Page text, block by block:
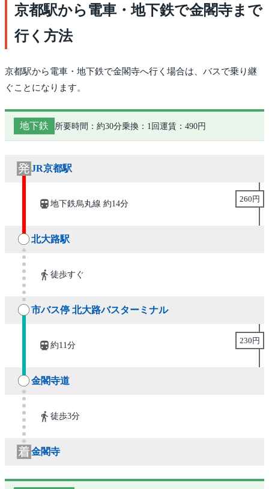
京都駅から電車・地下鉄で金閣寺まで
行く方法
京都駅から電車・地下鉄で金閣寺へ行く場合は、バスで乗り継
ぐことになります。
地下鉄 所要時間：約30分乗換：1回 運賃：490円
JR京都駅
地下鉄烏丸線 約14分
260円
北大路駅
徒歩すぐ
市バス停 北大路バスターミナル
約11分
230円
金閣寺道
徒歩3分
金閣寺